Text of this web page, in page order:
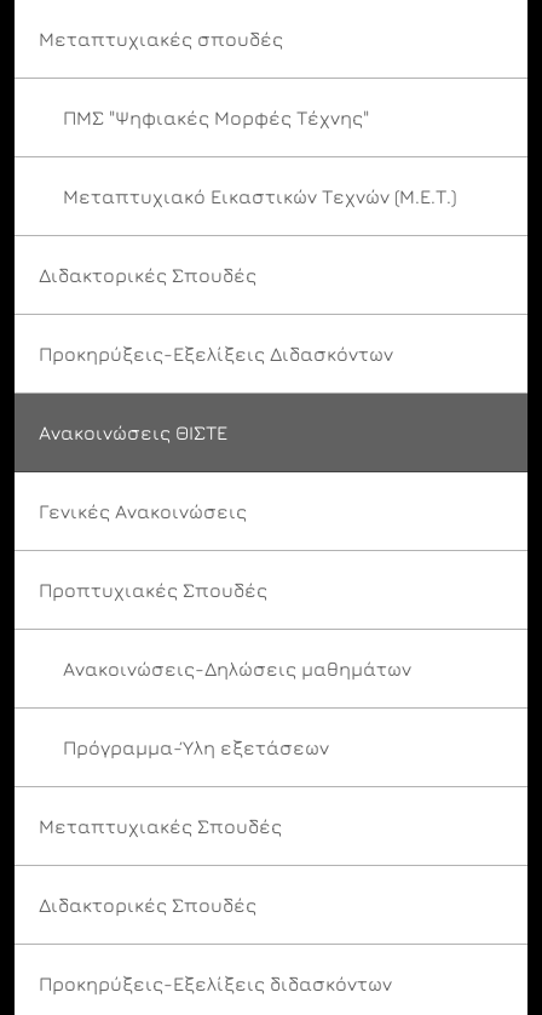
Μεταπτυχιακές σπουδές
ΠΜΣ "Ψηφιακές Μορφές Τέχνης"
Μεταπτυχιακό Εικαστικών Τεχνών (Μ.Ε.Τ.)
Διδακτορικές Σπουδές
Προκηρύξεις-Εξελίξεις Διδασκόντων
Ανακοινώσεις ΘΙΣΤΕ
Γενικές Ανακοινώσεις
Προπτυχιακές Σπουδές
Ανακοινώσεις-Δηλώσεις μαθημάτων
Πρόγραμμα-Ύλη εξετάσεων
Μεταπτυχιακές Σπουδές
Διδακτορικές Σπουδές
Προκηρύξεις-Εξελίξεις διδασκόντων